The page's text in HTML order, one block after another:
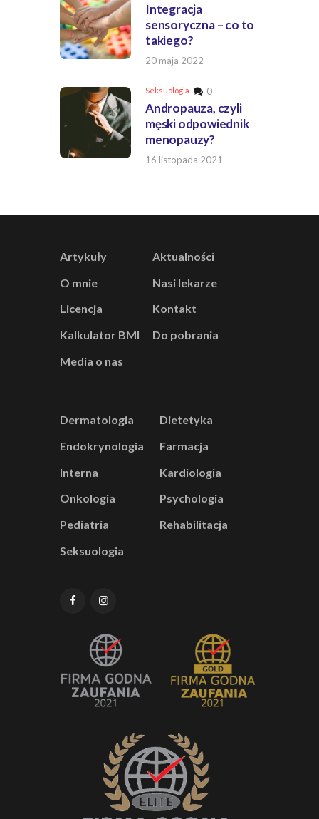
Integracja
sensoryczna – co to
takiego?
20 maja 2022
Seksuologia 0
Andropauza, czyli
męski odpowiednik
menopauzy?
16 listopada 2021
Artykuły
Aktualności
O mnie
Nasi lekarze
Licencja
Kontakt
Kalkulator BMI
Do pobrania
Media o nas
Dermatologia
Dietetyka
Endokrynologia
Farmacja
Interna
Kardiologia
Onkologia
Psychologia
Pediatria
Rehabilitacja
Seksuologia